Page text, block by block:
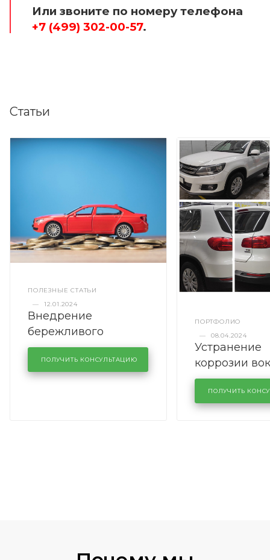
Или звоните по номеру телефона
+7 (499) 302-00-57.
Статьи
ПОЛЕЗНЫЕ СТАТЬИ
—
12.01.2024
Внедрение
бережливого
производства в
кузовном сервисе
KUTUZOVV
ПОЛУЧИТЬ КОНСУЛЬТАЦИЮ
ПОРТФОЛИО
—
08.04.2024
Устранение
коррозии
лобового
районе
Volkswagen
ПОЛУЧИТЬ